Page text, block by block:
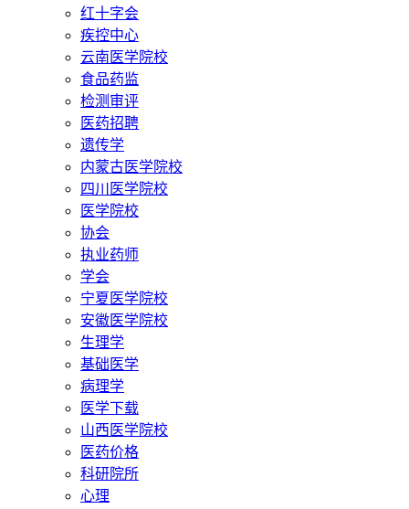
红十字会
疾控中心
云南医学院校
食品药监
检测审评
医药招聘
遗传学
内蒙古医学院校
四川医学院校
医学院校
协会
执业药师
学会
宁夏医学院校
安徽医学院校
生理学
基础医学
病理学
医学下载
山西医学院校
医药价格
科研院所
心理